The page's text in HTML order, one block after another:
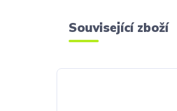
Související zboží